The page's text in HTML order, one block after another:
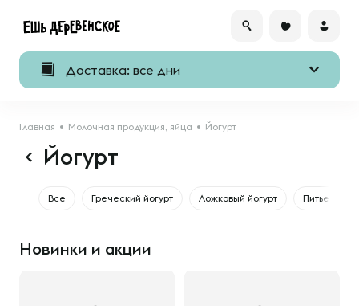
Доставка: все дни
Главная Молочная продукция, яйца Йогурт
Йогурт
Все Греческий йогурт Ложковый йогурт Питьевой
Новинки и акции